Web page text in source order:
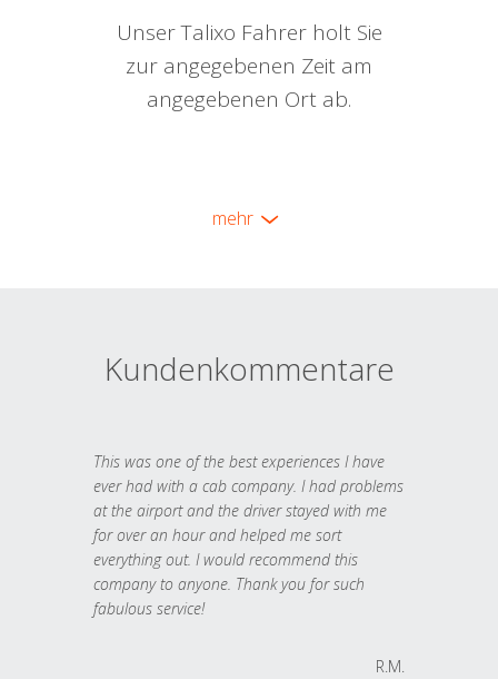
Unser Talixo Fahrer holt Sie
zur angegebenen Zeit am
angegebenen Ort ab.
mehr
Kundenkommentare
This was one of the best experiences I have
ever had with a cab company. I had problems
at the airport and the driver stayed with me
for over an hour and helped me sort
everything out. I would recommend this
company to anyone. Thank you for such
fabulous service!
R.M.